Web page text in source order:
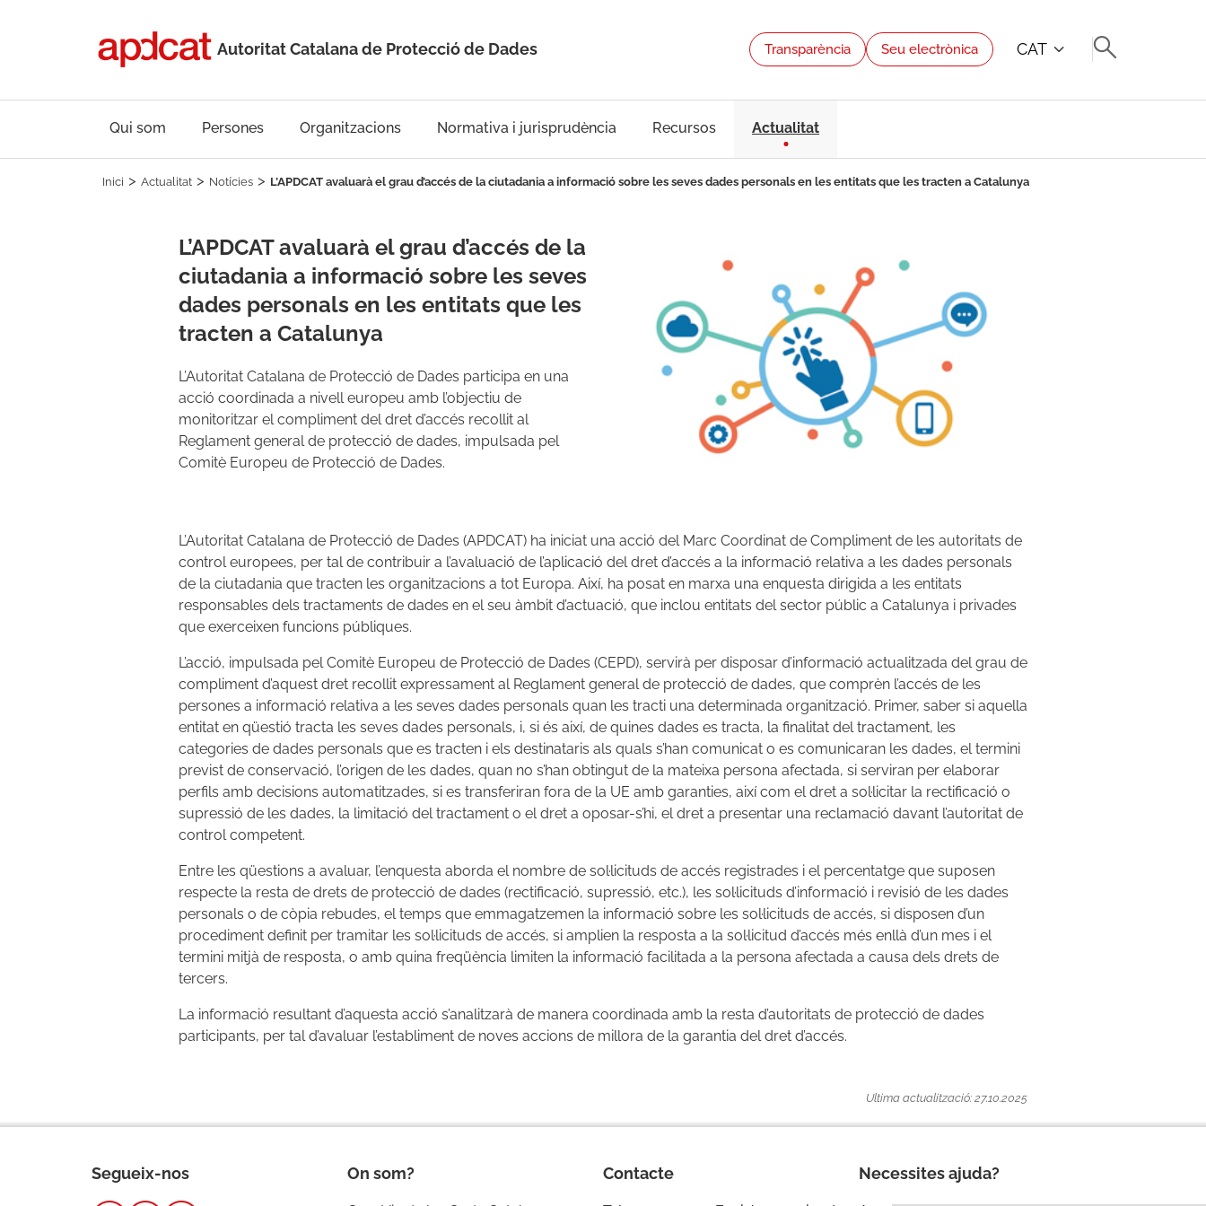
Autoritat Catalana de Protecció de Dades Transparència Seu electrònica CAT
Qui som Persones Organitzacions Normativa i jurisprudència Recursos Actualitat
Inici Actualitat Notícies L’APDCAT avaluarà el grau d’accés de la ciutadania a informació sobre les seves dades personals en les entitats que les tracten a Catalunya
L’APDCAT avaluarà el grau d’accés de la
ciutadania a informació sobre les seves
dades personals en les entitats que les
tracten a Catalunya
L’Autoritat Catalana de Protecció de Dades participa en una
acció coordinada a nivell europeu amb l’objectiu de
monitoritzar el compliment del dret d’accés recollit al
Reglament general de protecció de dades, impulsada pel
Comitè Europeu de Protecció de Dades.
L’Autoritat Catalana de Protecció de Dades (APDCAT) ha iniciat una acció del Marc Coordinat de Compliment de les autoritats de
control europees, per tal de contribuir a l’avaluació de l’aplicació del dret d’accés a la informació relativa a les dades personals
de la ciutadania que tracten les organitzacions a tot Europa. Així, ha posat en marxa una enquesta dirigida a les entitats
responsables dels tractaments de dades en el seu àmbit d’actuació, que inclou entitats del sector públic a Catalunya i privades
que exerceixen funcions públiques.
L’acció, impulsada pel Comitè Europeu de Protecció de Dades (CEPD), servirà per disposar d’informació actualitzada del grau de
compliment d’aquest dret recollit expressament al Reglament general de protecció de dades, que comprèn l’accés de les
persones a informació relativa a les seves dades personals quan les tracti una determinada organització. Primer, saber si aquella
entitat en qüestió tracta les seves dades personals, i, si és així, de quines dades es tracta, la finalitat del tractament, les
categories de dades personals que es tracten i els destinataris als quals s’han comunicat o es comunicaran les dades, el termini
previst de conservació, l’origen de les dades, quan no s’han obtingut de la mateixa persona afectada, si serviran per elaborar
perfils amb decisions automatitzades, si es transferiran fora de la UE amb garanties, així com el dret a sol·licitar la rectificació o
supressió de les dades, la limitació del tractament o el dret a oposar-s’hi, el dret a presentar una reclamació davant l’autoritat de
control competent.
Entre les qüestions a avaluar, l’enquesta aborda el nombre de sol·licituds de accés registrades i el percentatge que suposen
respecte la resta de drets de protecció de dades (rectificació, supressió, etc.), les sol·licituds d’informació i revisió de les dades
personals o de còpia rebudes, el temps que emmagatzemen la informació sobre les sol·licituds de accés, si disposen d’un
procediment definit per tramitar les sol·licituds de accés, si amplien la resposta a la sol·licitud d’accés més enllà d’un mes i el
termini mitjà de resposta, o amb quina freqüència limiten la informació facilitada a la persona afectada a causa dels drets de
tercers.
La informació resultant d’aquesta acció s’analitzarà de manera coordinada amb la resta d’autoritats de protecció de dades
participants, per tal d’avaluar l’establiment de noves accions de millora de la garantia del dret d’accés.
Ultima actualització: 27.10.2025
Segueix-nos On som? Contacte Necessites ajuda?